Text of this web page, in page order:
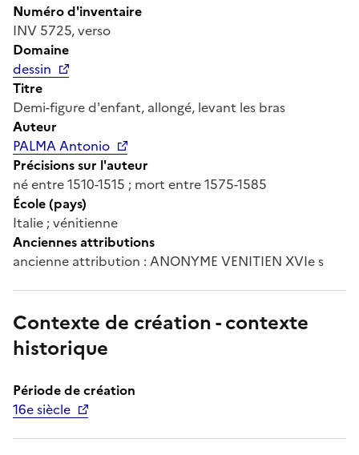
Numéro d'inventaire
INV 5725, verso
Domaine
dessin
Titre
Demi-figure d'enfant, allongé, levant les bras
Auteur
PALMA Antonio
Précisions sur l'auteur
né entre 1510-1515 ; mort entre 1575-1585
École (pays)
Italie ; vénitienne
Anciennes attributions
ancienne attribution : ANONYME VENITIEN XVIe s
Contexte de création - contexte
historique
Période de création
16e siècle